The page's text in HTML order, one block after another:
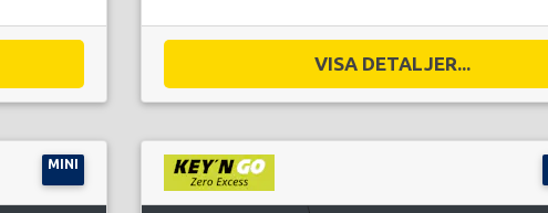
VISA DETALJER...
MINI